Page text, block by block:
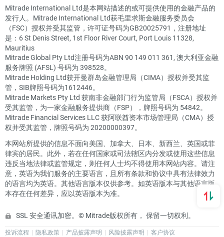
Mitrade International Ltd是本网站描述的或可提供使用的金融产品的
发行人。Mitrade International Ltd获毛里求斯金融服务委员会
（FSC）授权并受其监管，许可证号码为GB20025791，注册地址
是：6 St Denis Street, 1st Floor River Court, Port Louis 11328,
Mauritius
Mitrade Global Pty Ltd注册号码为ABN 90 149 011 361, 澳大利亚金融
服务牌照 (AFSL) 号码为 398528。
Mitrade Holding Ltd获开曼群岛金融管理局（CIMA）授权并受其监
管，SIB牌照号码为1612446。
Mitrade Markets Pty Ltd 获南非金融部门行为监管局（FSCA）授权并
受其监管，为一家金融服务提供商（FSP），牌照号码为 54842。
Mitrade Financial Services LLC 获阿联酋资本市场管理局（CMA）授
权并受其监管，牌照号码为 20200000397。
本网站所提供的信息不面向美国、加拿大、日本、新西兰、英国或菲
律宾的居民。此外，若在任何国家或司法辖区内分发或使用这些信息
违反当地法律或监管规定，则任何人士均不得使用本网站内容。请注
意，英语为我们服务的主要语言，且所有条款和协议中具有法律效力
的语言均为英语。其他语言版本仅供参考。如英语版本与其他语言版
本存在任何差异，应以英语版本为准。
SSL 安全通讯加密。© Mitrade版权所有， 保留一切权利。
投诉流程 隐私政策 产品披露声明 风险披露声明 客户协议